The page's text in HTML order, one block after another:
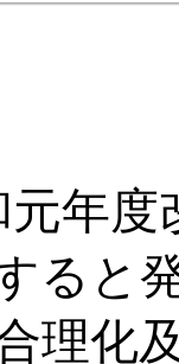
年
ると
理化